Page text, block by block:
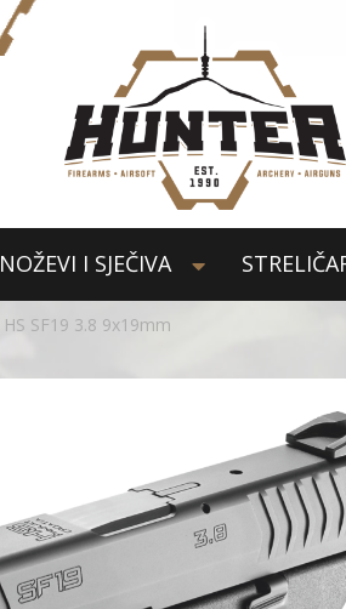
NOŽEVI I SJEČIVA
HS SF19 3.8 9x19mm